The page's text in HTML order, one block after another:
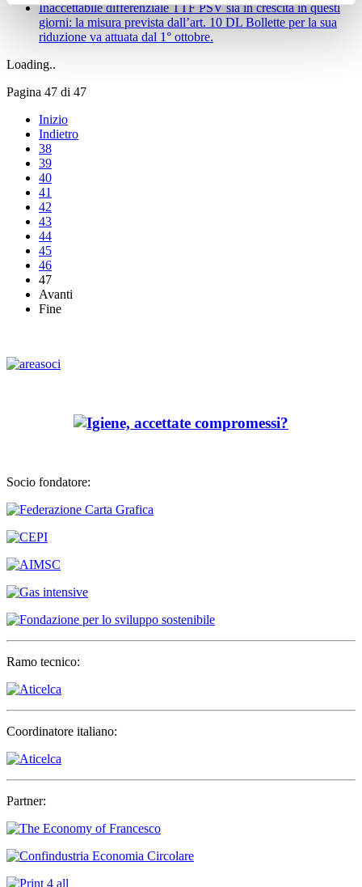
Inaccettabile differenziale TTF PSV sia in crescita in questi
giorni: la misura prevista dall’art. 10 DL Bollette per la sua
riduzione va attuata dal 1° ottobre.
Loading..
Pagina 47 di 47
Inizio
Indietro
38
39
40
41
42
43
44
45
46
47
Avanti
Fine
Socio fondatore:
Ramo tecnico:
Coordinatore italiano:
Partner: